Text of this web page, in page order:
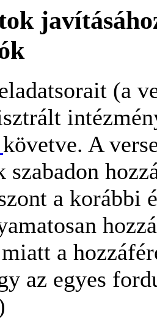
(a
követve. A
szabadon
a korábbi
miatt a
az egyes